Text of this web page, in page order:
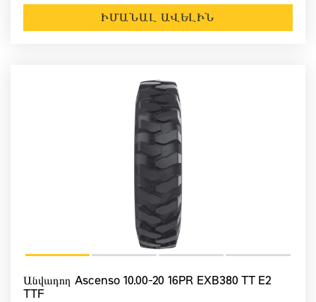
ԻՄԱՆԱԼ ԱՎԵԼԻՆ
Անվադող Ascenso 10.00-20 16PR EXB380 TT E2
TTF